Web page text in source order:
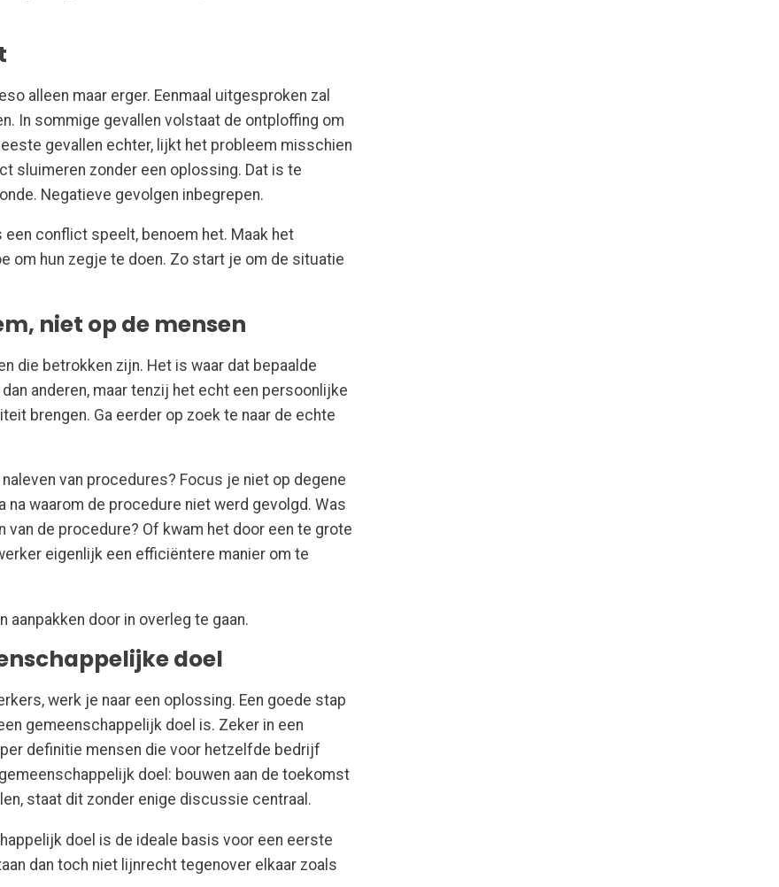
alleen maar erger. Eenmaal uitgesproken zal
In sommige gevallen volstaat de ontploffing om
gevallen echter, lijkt het probleem misschien
sluimeren zonder een oplossing. Dat is te
Negatieve gevolgen inbegrepen.
conflict speelt, benoem het. Maak het
om hun zegje te doen. Zo start je om de situatie
niet op de mensen
die betrokken zijn. Het is waar dat bepaalde
anderen, maar tenzij het echt een persoonlijke
brengen. Ga eerder op zoek te naar de echte
van procedures? Focus je niet op degene
na waarom de procedure niet werd gevolgd. Was
van de procedure? Of kwam het door een te grote
eigenlijk een efficiëntere manier om te
aanpakken door in overleg te gaan.
doel
werk je naar een oplossing. Een goede stap
gemeenschappelijk doel is. Zeker in een
definitie mensen die voor hetzelfde bedrijf
doel: bouwen aan de toekomst
staat dit zonder enige discussie centraal.
doel is de ideale basis voor een eerste
dan toch niet lijnrecht tegenover elkaar zoals